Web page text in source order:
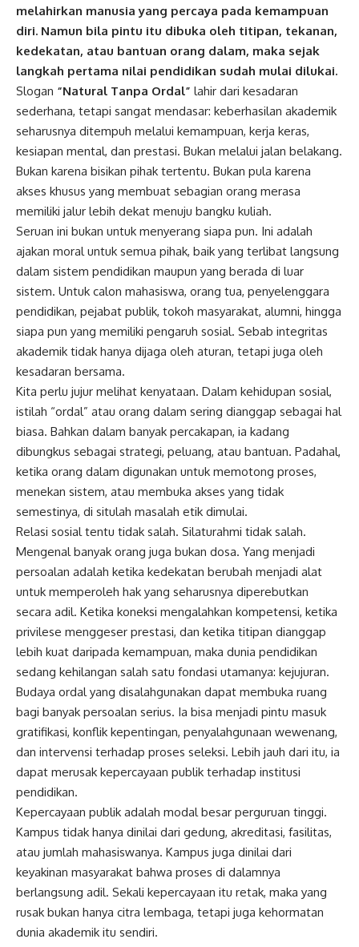
melahirkan manusia yang percaya pada kemampuan
diri. Namun bila pintu itu dibuka oleh titipan, tekanan,
kedekatan, atau bantuan orang dalam, maka sejak
langkah pertama nilai pendidikan sudah mulai dilukai.
Slogan “Natural Tanpa Ordal” lahir dari kesadaran
sederhana, tetapi sangat mendasar: keberhasilan akademik
seharusnya ditempuh melalui kemampuan, kerja keras,
kesiapan mental, dan prestasi. Bukan melalui jalan belakang.
Bukan karena bisikan pihak tertentu. Bukan pula karena
akses khusus yang membuat sebagian orang merasa
memiliki jalur lebih dekat menuju bangku kuliah.
Seruan ini bukan untuk menyerang siapa pun. Ini adalah
ajakan moral untuk semua pihak, baik yang terlibat langsung
dalam sistem pendidikan maupun yang berada di luar
sistem. Untuk calon mahasiswa, orang tua, penyelenggara
pendidikan, pejabat publik, tokoh masyarakat, alumni, hingga
siapa pun yang memiliki pengaruh sosial. Sebab integritas
akademik tidak hanya dijaga oleh aturan, tetapi juga oleh
kesadaran bersama.
Kita perlu jujur melihat kenyataan. Dalam kehidupan sosial,
istilah “ordal” atau orang dalam sering dianggap sebagai hal
biasa. Bahkan dalam banyak percakapan, ia kadang
dibungkus sebagai strategi, peluang, atau bantuan. Padahal,
ketika orang dalam digunakan untuk memotong proses,
menekan sistem, atau membuka akses yang tidak
semestinya, di situlah masalah etik dimulai.
Relasi sosial tentu tidak salah. Silaturahmi tidak salah.
Mengenal banyak orang juga bukan dosa. Yang menjadi
persoalan adalah ketika kedekatan berubah menjadi alat
untuk memperoleh hak yang seharusnya diperebutkan
secara adil. Ketika koneksi mengalahkan kompetensi, ketika
privilese menggeser prestasi, dan ketika titipan dianggap
lebih kuat daripada kemampuan, maka dunia pendidikan
sedang kehilangan salah satu fondasi utamanya: kejujuran.
Budaya ordal yang disalahgunakan dapat membuka ruang
bagi banyak persoalan serius. Ia bisa menjadi pintu masuk
gratifikasi, konflik kepentingan, penyalahgunaan wewenang,
dan intervensi terhadap proses seleksi. Lebih jauh dari itu, ia
dapat merusak kepercayaan publik terhadap institusi
pendidikan.
Kepercayaan publik adalah modal besar perguruan tinggi.
Kampus tidak hanya dinilai dari gedung, akreditasi, fasilitas,
atau jumlah mahasiswanya. Kampus juga dinilai dari
keyakinan masyarakat bahwa proses di dalamnya
berlangsung adil. Sekali kepercayaan itu retak, maka yang
rusak bukan hanya citra lembaga, tetapi juga kehormatan
dunia akademik itu sendiri.